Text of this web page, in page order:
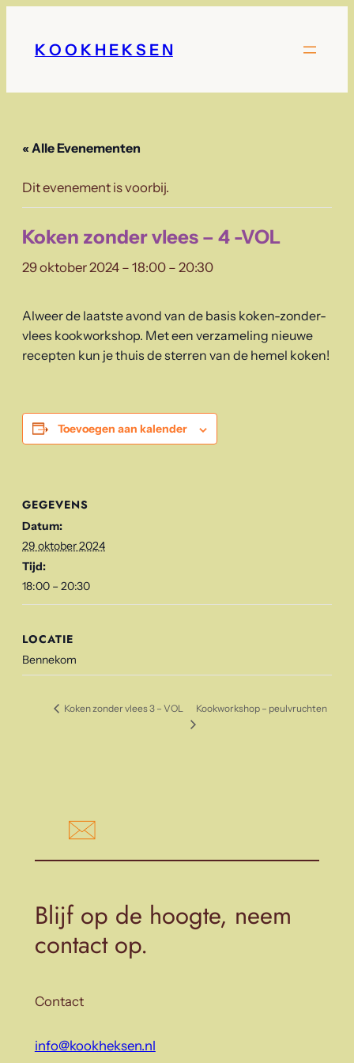
K O O K H E K S E N
« Alle Evenementen
Dit evenement is voorbij.
Koken zonder vlees – 4 -VOL
29 oktober 2024 – 18:00 – 20:30
Alweer de laatste avond van de basis koken-zonder-
vlees kookworkshop. Met een verzameling nieuwe
recepten kun je thuis de sterren van de hemel koken!
Toevoegen aan kalender
GEGEVENS
Datum:
29 oktober 2024
Tijd:
18:00 – 20:30
LOCATIE
Bennekom
Koken zonder vlees 3 – VOL Kookworkshop – peulvruchten
Blijf op de hoogte, neem
contact op.
Contact
info@kookheksen.nl